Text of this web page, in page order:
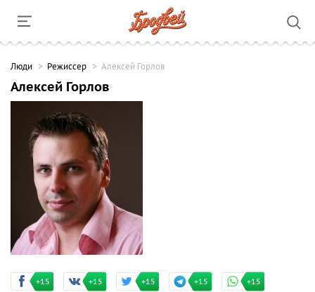
Люди Режиссер Алексей Горлов
Алексей Горлов
+15 +15 +15 +15 +15